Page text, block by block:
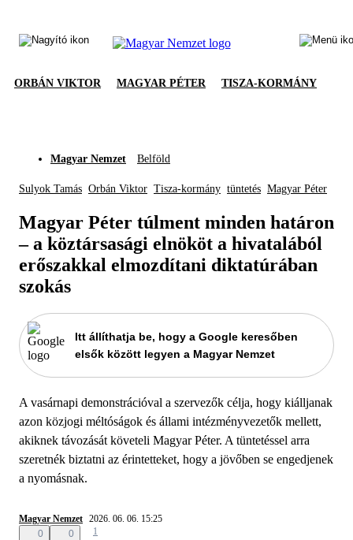
ORBÁN VIKTOR MAGYAR PÉTER TISZA-KORMÁNY
Magyar Nemzet Belföld
Sulyok Tamás Orbán Viktor Tisza-kormány tüntetés Magyar Péter
Magyar Péter túlment minden határon
– a köztársasági elnököt a hivatalából
erőszakkal elmozdítani diktatúrában
szokás
Itt állíthatja be, hogy a Google keresőben
elsők között legyen a Magyar Nemzet
A vasárnapi demonstrációval a szervezők célja, hogy kiálljanak
azon közjogi méltóságok és állami intézményvezetők mellett,
akiknek távozását követeli Magyar Péter. A tüntetéssel arra
szeretnék biztatni az érintetteket, hogy a jövőben se engedjenek
a nyomásnak.
Magyar Nemzet 2026. 06. 06. 15:25
0
0 1